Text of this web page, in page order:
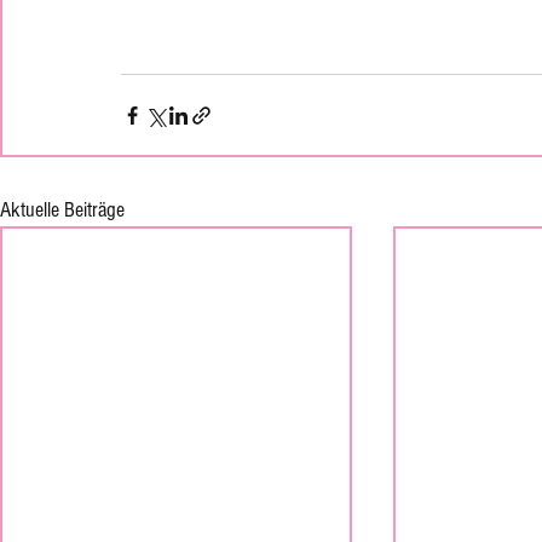
Aktuelle Beiträge